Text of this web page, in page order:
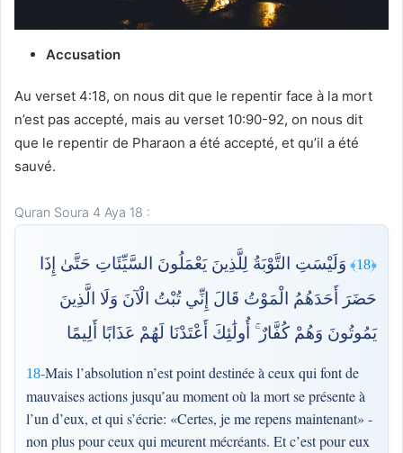
Accusation
Au verset 4:18, on nous dit que le repentir face à la mort
n’est pas accepté, mais au verset 10:90-92, on nous dit
que le repentir de Pharaon a été accepté, et qu’il a été
sauvé.
Quran Soura 4 Aya 18 :
﴿18﴾
وَلَيْسَتِ التَّوْبَةُ لِلَّذِينَ يَعْمَلُونَ السَّيِّئَاتِ حَتَّىٰ إِذَا
حَضَرَ أَحَدَهُمُ الْمَوْتُ قَالَ إِنِّي تُبْتُ الْآنَ وَلَا الَّذِينَ
يَمُوتُونَ وَهُمْ كُفَّارٌ ۚ أُولَٰئِكَ أَعْتَدْنَا لَهُمْ عَذَابًا أَلِيمًا
18-Mais l’absolution n’est point destinée à ceux qui font de
mauvaises actions jusqu’au moment où la mort se présente à
l’un d’eux, et qui s’écrie: «Certes, je me repens maintenant» -
non plus pour ceux qui meurent mécréants. Et c’est pour eux